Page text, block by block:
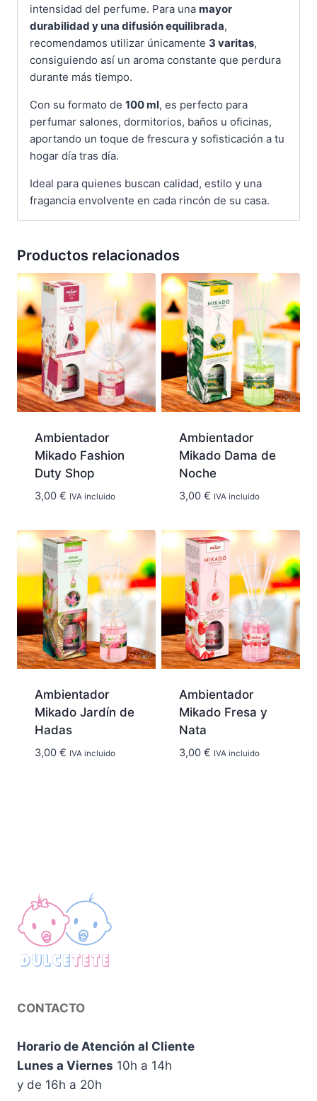
intensidad del perfume. Para una mayor
durabilidad y una difusión equilibrada,
recomendamos utilizar únicamente 3 varitas,
consiguiendo así un aroma constante que perdura
durante más tiempo.
Con su formato de 100 ml, es perfecto para
perfumar salones, dormitorios, baños u oficinas,
aportando un toque de frescura y sofisticación a tu
hogar día tras día.
Ideal para quienes buscan calidad, estilo y una
fragancia envolvente en cada rincón de su casa.
Productos relacionados
Ambientador
Mikado Fashion
Duty Shop
3,00 € IVA incluido
Ambientador
Mikado Dama de
Noche
3,00 € IVA incluido
Ambientador
Mikado Jardín de
Hadas
3,00 € IVA incluido
Ambientador
Mikado Fresa y
Nata
3,00 € IVA incluido
CONTACTO
Horario de Atención al Cliente
Lunes a Viernes 10h a 14h
y de 16h a 20h